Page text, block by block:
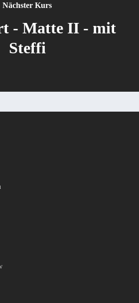
Nächster Kurs
- Matte II - mit
Steffi